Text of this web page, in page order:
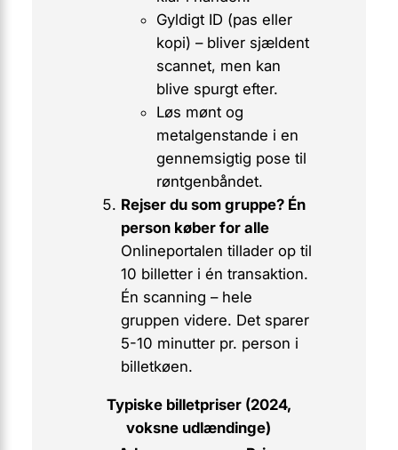
Gyldigt ID (pas eller
kopi) – bliver sjældent
scannet, men kan
blive spurgt efter.
Løs mønt og
metalgenstande i en
gennemsigtig pose til
røntgenbåndet.
Rejser du som gruppe? Én
person køber for alle
Onlineportalen tillader op til
10 billetter i én transaktion.
Én scanning – hele
gruppen videre. Det sparer
5-10 minutter pr. person i
billetkøen.
Typiske billetpriser (2024,
voksne udlændinge)